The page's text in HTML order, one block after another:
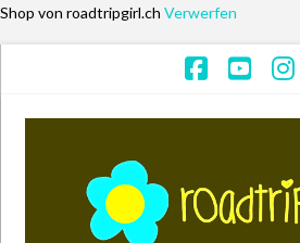
Shop von roadtripgirl.ch Verwerfen